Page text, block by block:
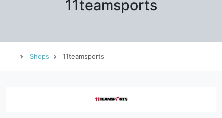
11teamsports
Shops 11teamsports